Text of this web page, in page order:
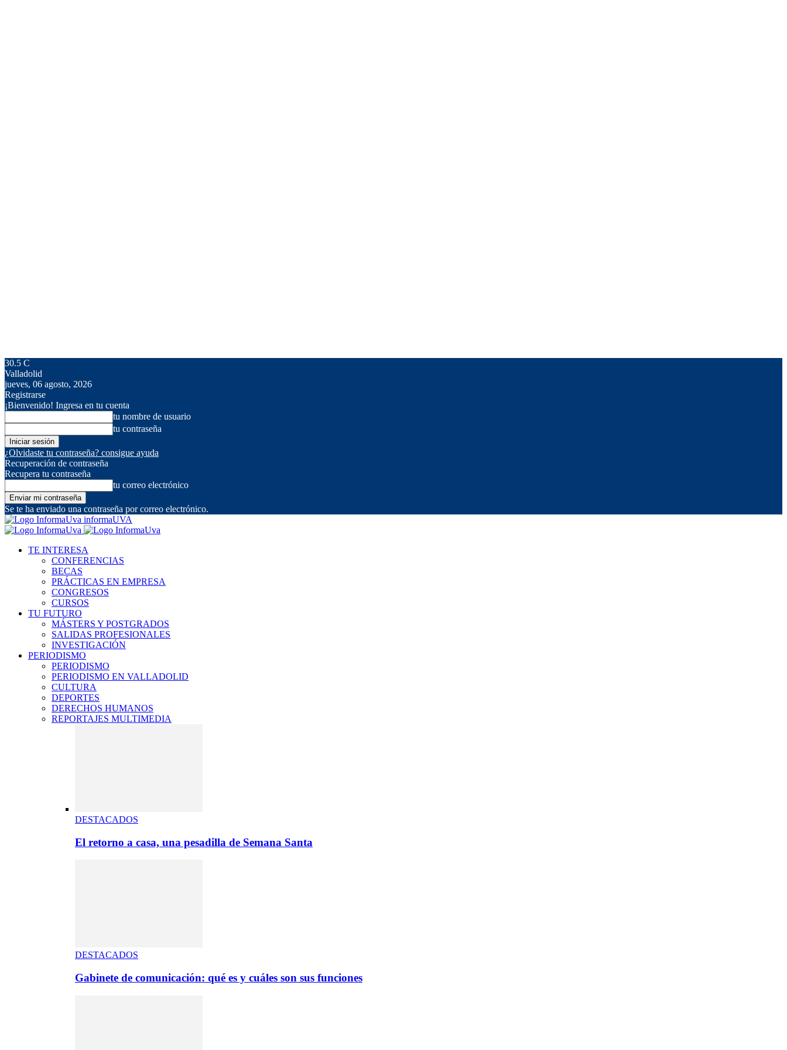
30.5 C
Valladolid
jueves, 06 agosto, 2026
Registrarse
¡Bienvenido! Ingresa en tu cuenta
tu nombre de usuario
tu contraseña
¿Olvidaste tu contraseña? consigue ayuda
Recuperación de contraseña
Recupera tu contraseña
tu correo electrónico
Se te ha enviado una contraseña por correo electrónico.
informaUVA
TE INTERESA
CONFERENCIAS
BECAS
PRÁCTICAS EN EMPRESA
CONGRESOS
CURSOS
TU FUTURO
MÁSTERS Y POSTGRADOS
SALIDAS PROFESIONALES
INVESTIGACIÓN
PERIODISMO
PERIODISMO
PERIODISMO EN VALLADOLID
CULTURA
DEPORTES
DERECHOS HUMANOS
REPORTAJES MULTIMEDIA
DESTACADOS
El retorno a casa, una pesadilla de Semana Santa
DESTACADOS
Gabinete de comunicación: qué es y cuáles son sus funciones